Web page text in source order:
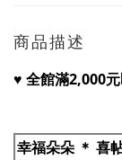
商品描述
♥ 全館滿2,000
幸福朵朵 ＊ 喜